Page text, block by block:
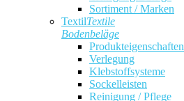
Sortiment / Marken
TextilTextile
Bodenbeläge
Produkteigenschaften
Verlegung
Klebstoffsysteme
Sockelleisten
Reinigung / Pflege